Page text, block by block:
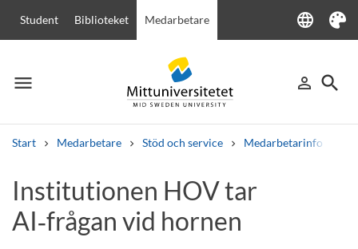
Student Biblioteket Medarbetare language
Language
Tema
menu
Meny person_outline
Logga in
search
Sök
Start Medarbetare Stöd och service Medarbetarinfo
Andra söktjänster
Kurser och program Kursplaner Välkomstbrev
Lediga jobb
Institutionen HOV tar
AI‑frågan vid hornen